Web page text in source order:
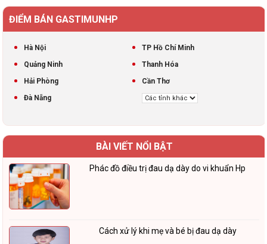
ĐIỂM BÁN GASTIMUNHP
Hà Nội
TP Hồ Chí Minh
Quảng Ninh
Thanh Hóa
Hải Phòng
Cần Thơ
Đà Nẵng
BÀI VIẾT NỔI BẬT
Phác đồ điều trị đau dạ dày do vi khuẩn Hp
Cách xử lý khi mẹ và bé bị đau dạ dày